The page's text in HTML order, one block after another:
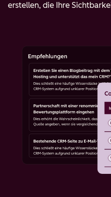
erstellen, die Ihre